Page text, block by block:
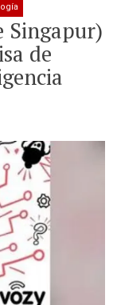
Singapur)
de